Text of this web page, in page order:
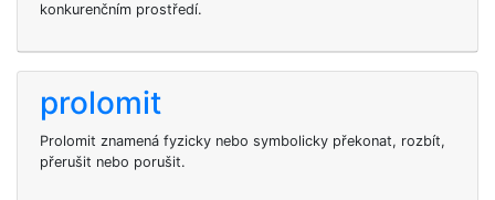
konkurenčním prostředí.
prolomit
Prolomit znamená fyzicky nebo symbolicky překonat, rozbít,
přerušit nebo porušit.